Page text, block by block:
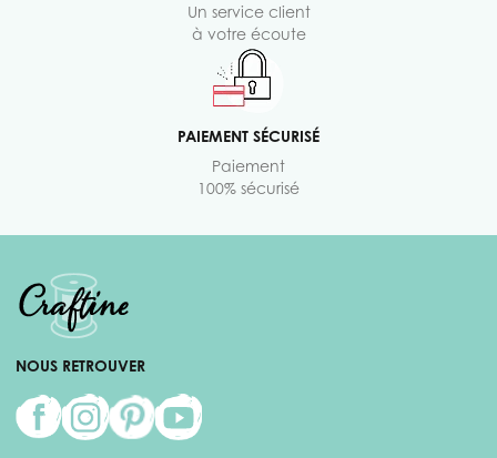
Un service client
à votre écoute
PAIEMENT SÉCURISÉ
Paiement
100% sécurisé
NOUS RETROUVER